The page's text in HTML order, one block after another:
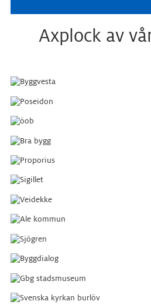
Axplock av